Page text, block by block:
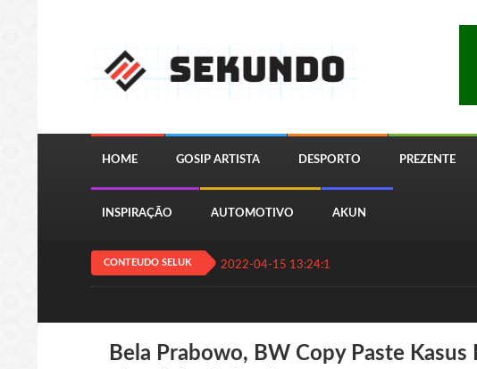
HOME GOSIP ARTISTA DESPORTO PREZENTE
INSPIRAÇÃO AUTOMOTIVO AKUN
CONTEUDO SELUK 2022-04-15 13:24:11
Bela Prabowo, BW Copy Paste Kasus